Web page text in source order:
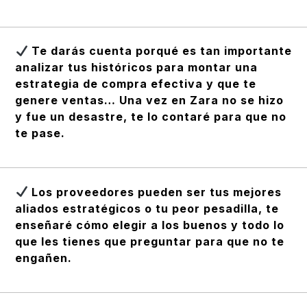
Te darás cuenta porqué es tan importante
analizar tus históricos para montar una
estrategia de compra efectiva y que te
genere ventas… Una vez en Zara no se hizo
y fue un desastre, te lo contaré para que no
te pase.
Los proveedores pueden ser tus mejores
aliados estratégicos o tu peor pesadilla, te
enseñaré cómo elegir a los buenos y todo lo
que les tienes que preguntar para que no te
engañen.